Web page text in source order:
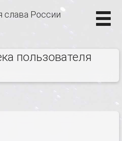
слава России
пользователя